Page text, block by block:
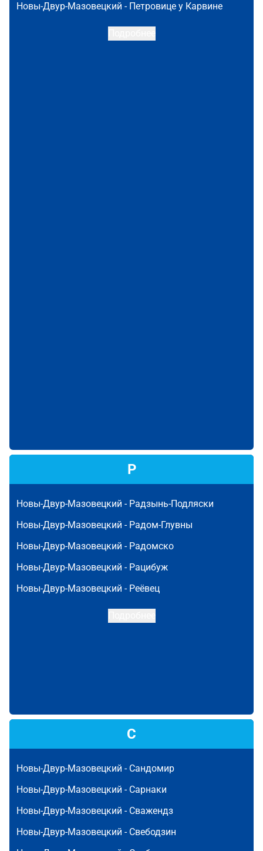
Новы-Двур-Мазовецкий - Петровице у Карвине
Р
Новы-Двур-Мазовецкий - Радзынь-Подляски
Новы-Двур-Мазовецкий - Радом-Глувны
Новы-Двур-Мазовецкий - Радомско
Новы-Двур-Мазовецкий - Рацибуж
Новы-Двур-Мазовецкий - Реёвец
С
Новы-Двур-Мазовецкий - Сандомир
Новы-Двур-Мазовецкий - Сарнаки
Новы-Двур-Мазовецкий - Сважендз
Новы-Двур-Мазовецкий - Свебодзин